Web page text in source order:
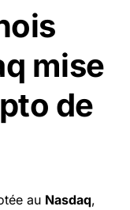
mise
de
au Nasdaq,